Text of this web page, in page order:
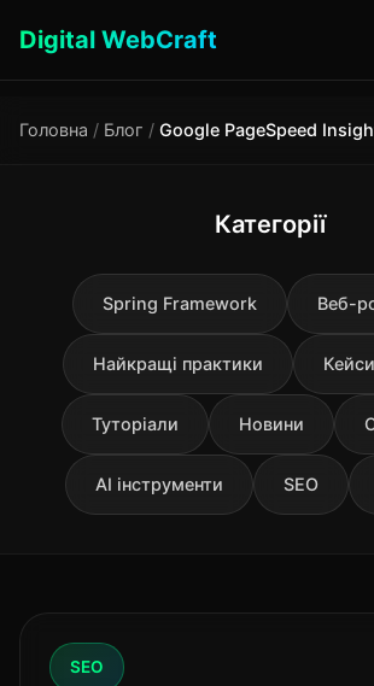
Digital WebCraft
Головна / Блог /
Категорії
Spring Framework Веб-
Найкращі практики
Туторіали Новини
AI інструменти SEO
SEO